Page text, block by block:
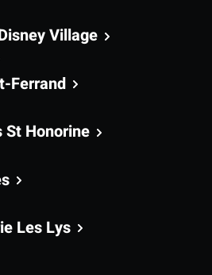
Village
Ferrand
St Honorine
Les Lys